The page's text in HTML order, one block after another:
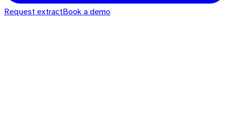
Request extractBook a demo